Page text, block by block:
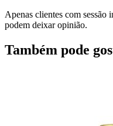
Apenas clientes com sessão
podem deixar opinião.
Também pode